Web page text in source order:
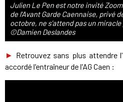
Julien Le Pen est notre invité
de l'Avant Garde Caennaise, privé
octobre, ne s'attend pas un
©Damien Deslandes
► Retrouvez sans plus attendre
accordé l'entraîneur de l'AG Caen :